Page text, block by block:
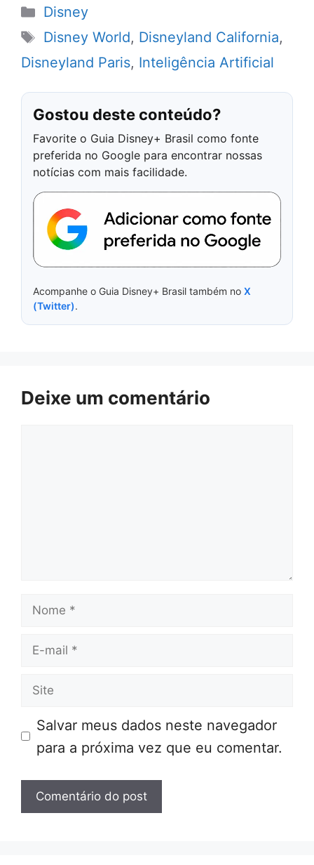
Categorias
Disney
Tags
Disney World, Disneyland California,
Disneyland Paris, Inteligência Artificial
Gostou deste conteúdo?
Favorite o Guia Disney+ Brasil como fonte
preferida no Google para encontrar nossas
notícias com mais facilidade.
Acompanhe o Guia Disney+ Brasil também no X
(Twitter).
Deixe um comentário
Nome
E-
Site
Salvar meus dados neste navegador
para a próxima vez que eu comentar.